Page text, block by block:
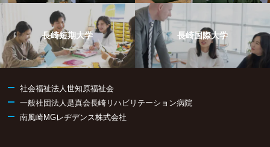
長崎短期大学 長崎国際大学
社会福祉法人世知原福祉会
一般社団法人是真会長崎リハビリテーション病院
南風崎MGレヂデンス株式会社